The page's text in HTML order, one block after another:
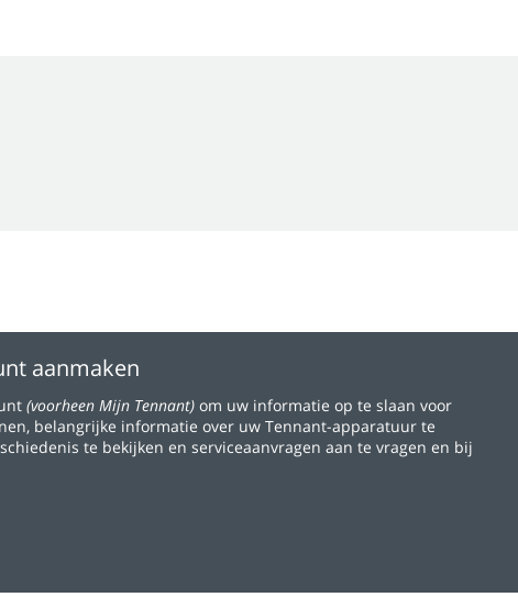
aanmaken
(voorheen Mijn Tennant) om uw informatie op te slaan voor
belangrijke informatie over uw Tennant-apparatuur te
te bekijken en serviceaanvragen aan te vragen en bij